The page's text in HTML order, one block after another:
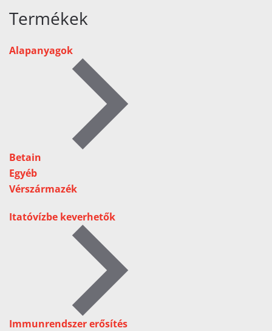
Termékek
Alapanyagok
Betain
Egyéb
Vérszármazék
Itatóvízbe keverhetők
Immunrendszer erősítés